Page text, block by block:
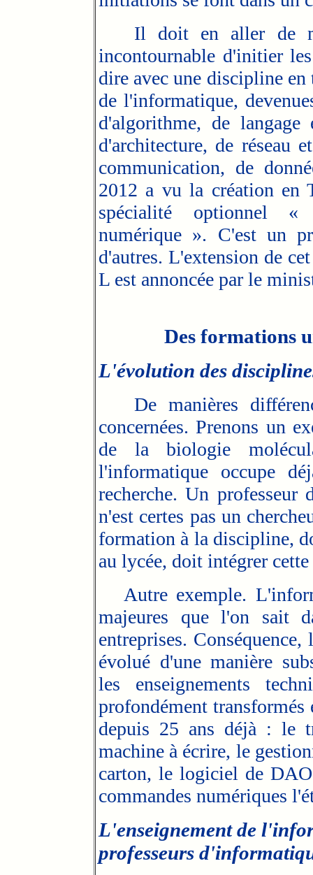
Il doit en aller de
incontournable d'initier
dire avec une discipline
de l'informatique,
d'algorithme, de
d'architecture, de réseau
communication, de
2012 a vu la création en
spécialité optionnel
numérique ». C'est un
d'autres. L'extension de
L est annoncée par le
Des formations
L'évolution des
De manières
concernées. Prenons un
de la biologie
l'informatique occupe
recherche. Un professeur
n'est certes pas un
formation à la discipline,
au lycée, doit intégrer
Autre exemple.
majeures que l'on sait
entreprises.
évolué d'une manière
les enseignements
profondément transformés
depuis 25 ans déjà : le
machine à écrire, le
carton, le logiciel de
commandes numériques
L'enseignement de
professeurs